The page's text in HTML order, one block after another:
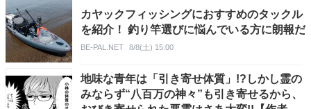
カヤックフィッシングにおすすめのタックル
を紹介！ 釣り竿選びに悩んでいる方に朗報だ
BE-PAL.NET 8/8(土) 15:00
地味な青年は「引き寄せ体質」!?しかし霊の
みならず“八百万の神々”も引き寄せるから、